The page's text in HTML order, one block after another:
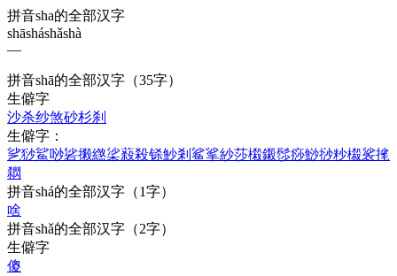
拼音sha的全部汉字
shāsháshǎshà
—
拼音shā的全部汉字 （35字）
生僻字
沙杀纱煞砂杉刹
生僻字：
乷猀鯊唦硰摋繺桬蔱殺铩魦剎 鲨挲紗莎樧鎩髿痧鯋挱粆榝裟毮
閷
拼音shá的全部汉字 （1字）
啥
拼音shǎ的全部汉字 （2字）
生僻字
傻